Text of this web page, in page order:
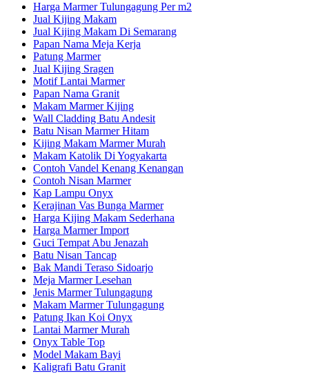
Harga Marmer Tulungagung Per m2
Jual Kijing Makam
Jual Kijing Makam Di Semarang
Papan Nama Meja Kerja
Patung Marmer
Jual Kijing Sragen
Motif Lantai Marmer
Papan Nama Granit
Makam Marmer Kijing
Wall Cladding Batu Andesit
Batu Nisan Marmer Hitam
Kijing Makam Marmer Murah
Makam Katolik Di Yogyakarta
Contoh Vandel Kenang Kenangan
Contoh Nisan Marmer
Kap Lampu Onyx
Kerajinan Vas Bunga Marmer
Harga Kijing Makam Sederhana
Harga Marmer Import
Guci Tempat Abu Jenazah
Batu Nisan Tancap
Bak Mandi Teraso Sidoarjo
Meja Marmer Lesehan
Jenis Marmer Tulungagung
Makam Marmer Tulungagung
Patung Ikan Koi Onyx
Lantai Marmer Murah
Onyx Table Top
Model Makam Bayi
Kaligrafi Batu Granit